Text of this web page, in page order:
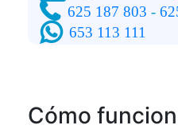
625 187 803 -
653 113 111
Cómo